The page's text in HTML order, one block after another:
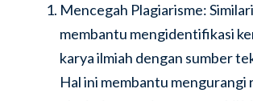
Mencegah Plagiarisme:
membantu mengidentifikasi
karya ilmiah dengan sumber
Hal ini membantu mengurangi